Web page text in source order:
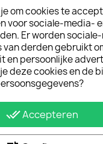
om cookies te
voor sociale-media-
Er worden
derden gebruikt
en persoonlijke
deze cookies en de
done_allAccepteren